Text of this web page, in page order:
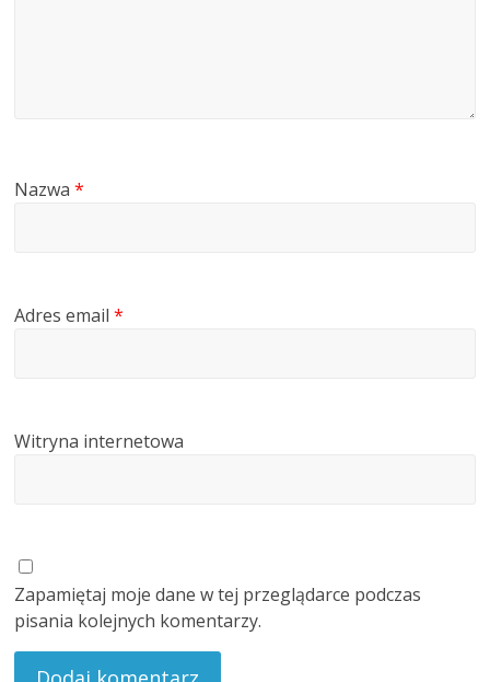
Nazwa*
Adres email*
Witryna internetowa
Zapamiętaj moje dane w tej przeglądarce podczas
pisania kolejnych komentarzy.